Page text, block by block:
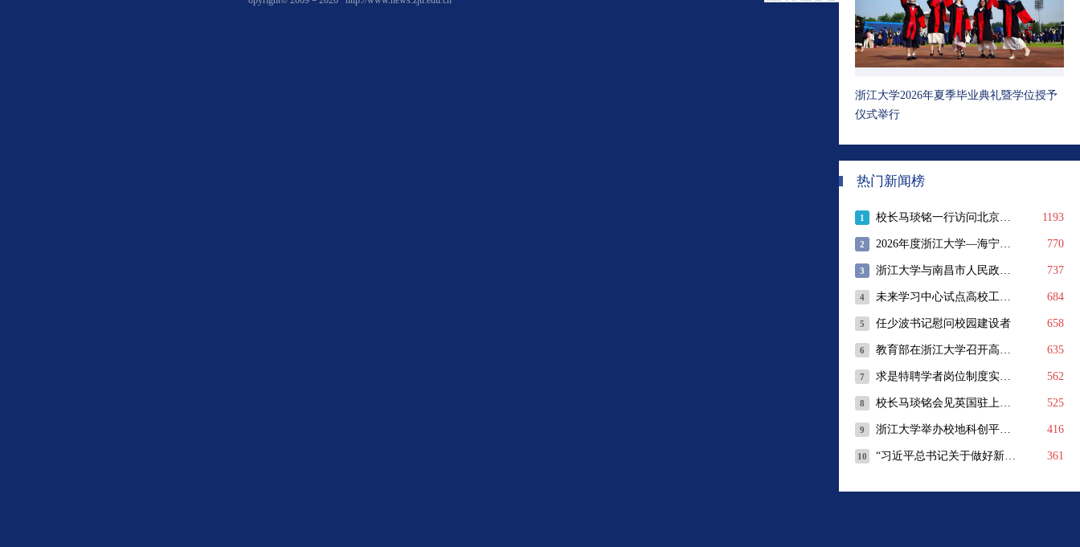
浙江大学2026年夏季毕业典礼暨学位授予
仪式举行
热门新闻榜